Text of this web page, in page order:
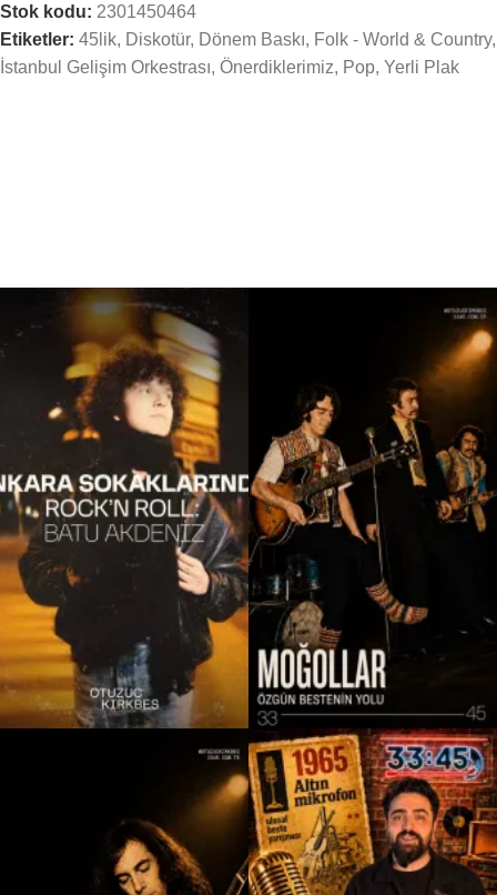
Stok kodu: 2301450464
Etiketler: 45lik, Diskotür, Dönem Baskı, Folk - World & Country,
İstanbul Gelişim Orkestrası, Önerdiklerimiz, Pop, Yerli Plak